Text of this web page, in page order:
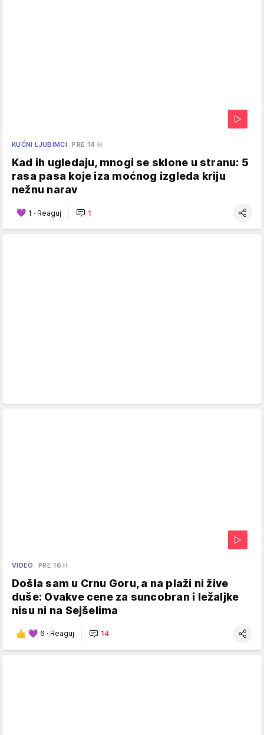
KUĆNI LJUBIMCI PRE 14 H
Kad ih ugledaju, mnogi se sklone u stranu: 5
rasa pasa koje iza moćnog izgleda kriju
nežnu narav
1 · Reaguj 1
VIDEO PRE 16 H
Došla sam u Crnu Goru, a na plaži ni žive
duše: Ovakve cene za suncobran i ležaljke
nisu ni na Sejšelima
6 · Reaguj 14